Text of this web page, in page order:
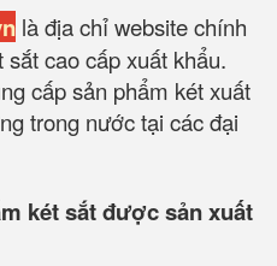
là địa chỉ website chính
cao cấp xuất khẩu.
cấp sản phẩm két xuất
trong nước tại các đại
két sắt được sản xuất